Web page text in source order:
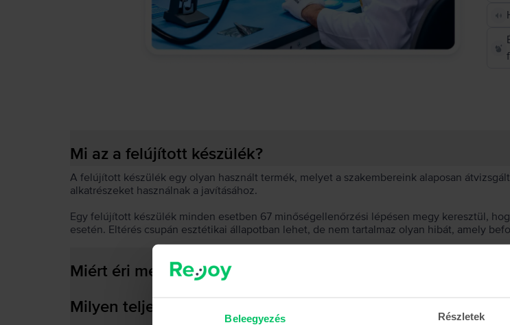
Beleegyezés Részletek
Mi az a felújított készülék?
A felújított készülék egy olyan használt termék, melyet a szakembereink alaposan
alkatrészeket használnak a javításához.
Egy felújított készülék minden esetben 67 minőségellenőrzési lépésen megy keresztül,
esetén. Eltérés csupán esztétikai állapotban lehet, de nem tartalmaz olyan hibát, amely
Miért éri meg felújított készüléket választanod?
Milyen teljesítményre képes az akkumulátor?